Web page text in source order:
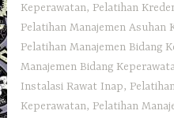
Keperawatan, Pelatihan
Pelatihan Manajemen Asuhan
Pelatihan Manajemen Bidang
Manajemen Bidang
Instalasi Rawat Inap,
Keperawatan, Pelatihan